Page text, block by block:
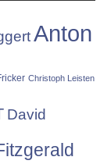
Anton
Christoph Leisten
David